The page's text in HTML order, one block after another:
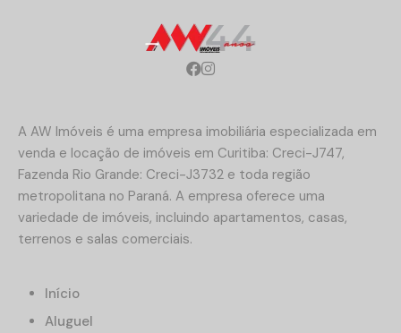
A AW Imóveis é uma empresa imobiliária especializada em
venda e locação de imóveis em Curitiba: Creci-J747,
Fazenda Rio Grande: Creci-J3732 e toda região
metropolitana no Paraná. A empresa oferece uma
variedade de imóveis, incluindo apartamentos, casas,
terrenos e salas comerciais.
Início
Aluguel